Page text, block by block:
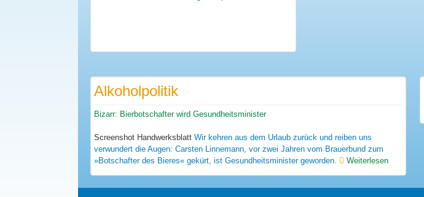
Alkoholpolitik
Bizarr: Bierbotschafter wird Gesundheitsminister
Screenshot Handwerksblatt Wir kehren aus dem Urlaub zurück und reiben uns
verwundert die Augen: Carsten Linnemann, vor zwei Jahren vom Brauerbund zum
»Botschafter des Bieres« gekürt, ist Gesundheitsminister geworden.
Weiterlesen